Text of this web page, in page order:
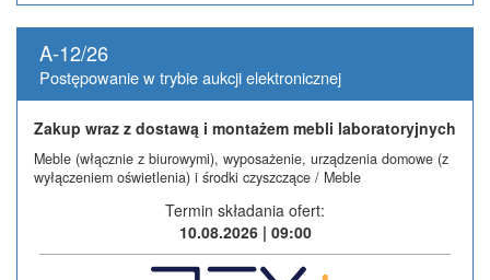
A-12/26
Postępowanie w trybie aukcji elektronicznej
Zakup wraz z dostawą i montażem mebli laboratoryjnych
Meble (włącznie z biurowymi), wyposażenie, urządzenia domowe (z
wyłączeniem oświetlenia) i środki czyszczące / Meble
Termin składania ofert:
10.08.2026 | 09:00